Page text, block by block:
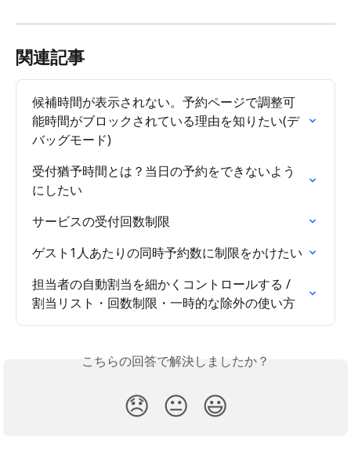
関連記事
候補時間が表示されない。予約ページで調整可
能時間がブロックされている理由を知りたい(デ
バッグモード)
受付猶予時間とは？当日の予約をできないよう
にしたい
サービスの受付回数制限
ゲスト1人あたりの同時予約数に制限をかけたい
担当者の自動割当を細かくコントロールする /
割当リスト・回数制限・一時的な除外の使い方
こちらの回答で解決しましたか？
😞 😐 😃